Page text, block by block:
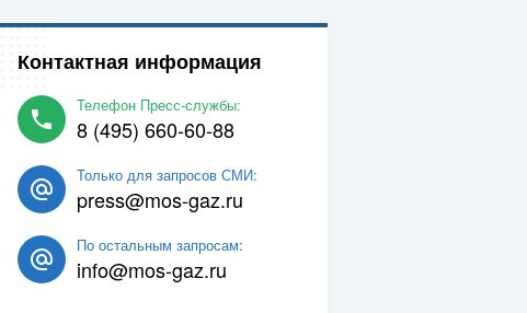
Контактная информация
Телефон Пресс-службы:
8 (495) 660-60-88
Только для запросов СМИ:
press@mos-gaz.ru
По остальным запросам:
info@mos-gaz.ru